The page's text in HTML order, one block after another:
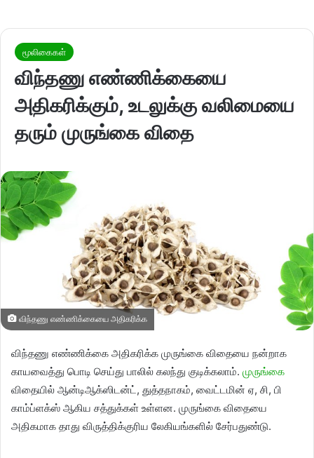
மூலிகைகள்
விந்தணு எண்ணிக்கையை
அதிகரிக்கும், உடலுக்கு வலிமையை
தரும் முருங்கை விதை
விந்தணு எண்ணிக்கையை அதிகரிக்க
விந்தணு எண்ணிக்கை அதிகரிக்க முருங்கை விதையை நன்றாக
காயவைத்து பொடி செய்து பாலில் கலந்து குடிக்கலாம். முருங்கை
விதையில் ஆன்டிஆக்ஸிடன்ட், துத்தநாகம், வைட்டமின் ஏ, சி, பி
காம்ப்ளக்ஸ் ஆகிய சத்துக்கள் உள்ளன. முருங்கை விதையை
அதிகமாக தாது விருத்திக்குரிய லேகியங்களில் சேர்பதுண்டு.